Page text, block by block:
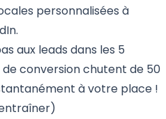
personnalisées à
aux leads dans les 5
conversion chutent de 50
à votre place !